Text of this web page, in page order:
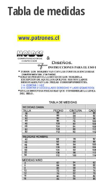
Tabla de medidas